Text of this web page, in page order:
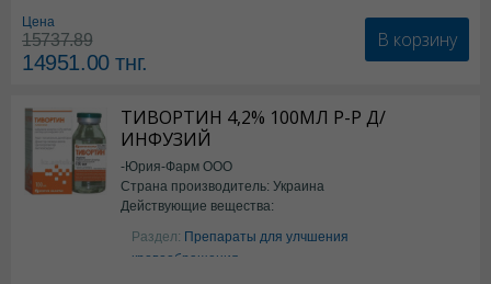
Цена
15737.89
14951.00тнг.
В корзину
ТИВОРТИН 4,2% 100МЛ Р-Р Д/
ИНФУЗИЙ
-Юрия-Фарм ООО
Страна производитель: Украина
Действующие вещества:
Аргинин
Раздел: Препараты для улчшения
кровообращения